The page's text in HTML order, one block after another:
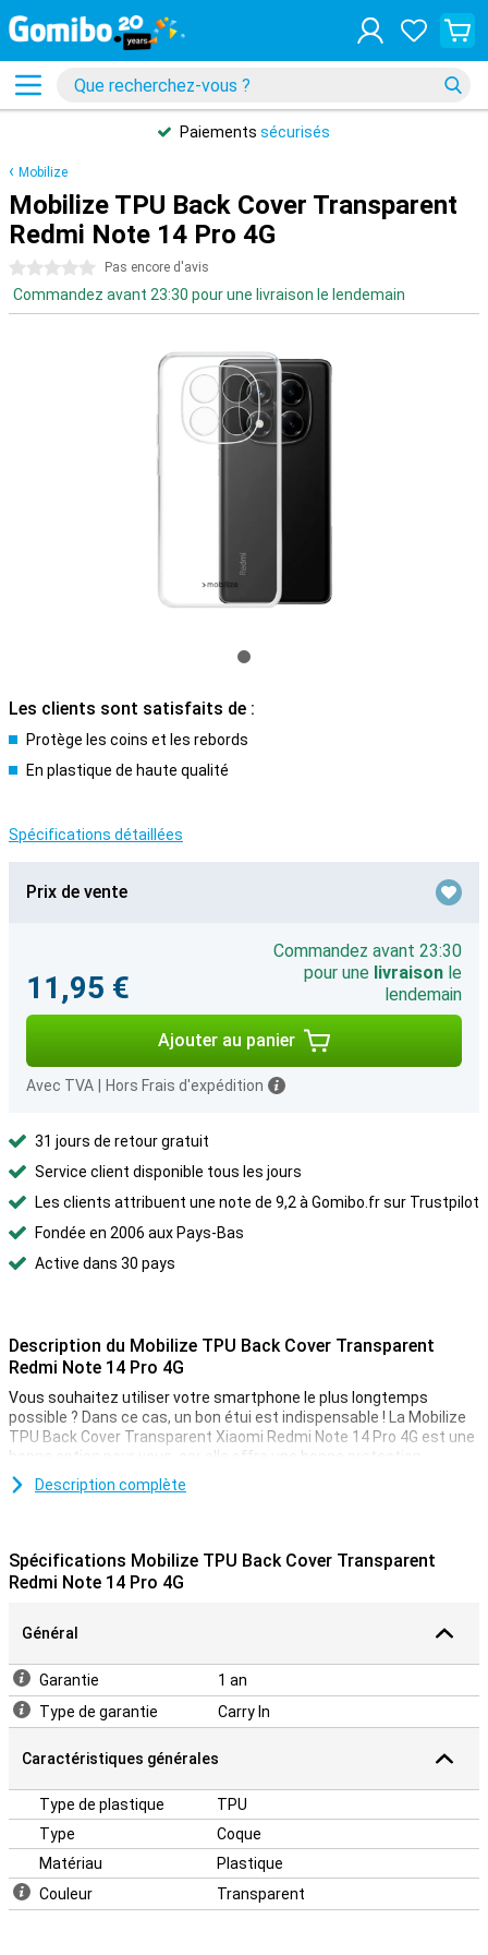
Paiements sécurisés
Mobilize
Mobilize TPU Back Cover Transparent
Redmi Note 14 Pro 4G
0 étoiles Pas encore d'avis
Commandez avant 23:30 pour une livraison le lendemain
Les clients sont satisfaits de :
Protège les coins et les rebords
En plastique de haute qualité
Spécifications détaillées
Prix de vente
11,95 €
Commandez avant 23:30
pour une livraison le
lendemain
Ajouter au panier
Avec TVA Hors Frais d'expédition
31 jours de retour gratuit
Service client disponible tous les jours
Les clients attribuent une note de 9,2 à Gomibo.fr sur Trustpilot
Fondée en 2006 aux Pays-Bas
Active dans 30 pays
Description du Mobilize TPU Back Cover Transparent
Redmi Note 14 Pro 4G
Vous souhaitez utiliser votre smartphone le plus longtemps
possible ? Dans ce cas, un bon étui est indispensable ! La Mobilize
TPU Back Cover Transparent Xiaomi Redmi Note 14 Pro 4G est une
bonne option pour vous, car elle offre une bonne protection.
l'arrière et les côtés de votre téléphone contre les dommages et la
saleté. Il ne protège pas l'écran. Vous obtiendrez donc une
d'écran.
Description complète
Spécifications Mobilize TPU Back Cover Transparent
Redmi Note 14 Pro 4G
Général
Garantie
1 an
Type de garantie
Carry In
Caractéristiques générales
Type de plastique
TPU
Type
Coque
Matériau
Plastique
Couleur
Transparent